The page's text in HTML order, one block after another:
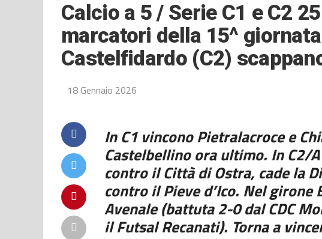
Calcio a 5 / Serie C1 e C2
marcatori della 15^
Castelfidardo (C2)
18 Gennaio 2026
In C1 vincono Pietralacroce e
Castelbellino ora ultimo. In C2/
contro il Città di Ostra, cade la
contro il Pieve d’Ico. Nel
Avenale (battuta 2-0 dal CDC
il Futsal Recanati). Torna a